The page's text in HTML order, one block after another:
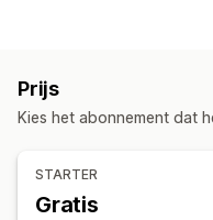
Toegangsabonnementen
Abonnementsboxen
Prijs
Kies het abonnement dat
STARTER
Gratis